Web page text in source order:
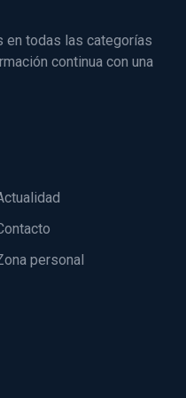
en todas las categorías
continua con una
personal